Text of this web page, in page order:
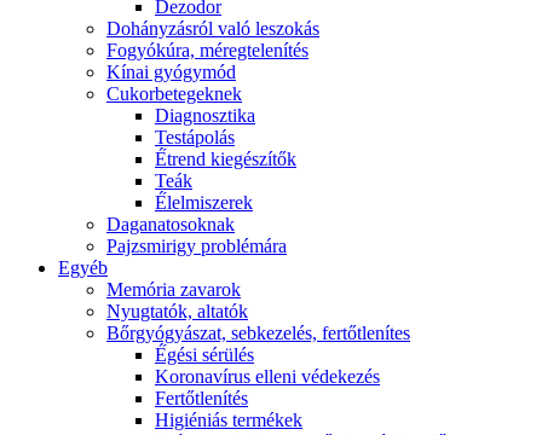
Dezodor
Dohányzásról való leszokás
Fogyókúra, méregtelenítés
Kínai gyógymód
Cukorbetegeknek
Diagnosztika
Testápolás
É́trend kiegészítők
Teák
É́lelmiszerek
Daganatosoknak
Pajzsmirigy problémára
Egyéb
Memória zavarok
Nyugtatók, altatók
Bőrgyógyászat, sebkezelés, fertőtlenítes
É́gési sérülés
Koronavírus elleni védekezés
Fertőtlenítés
Higiéniás termékek